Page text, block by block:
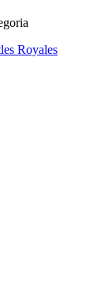
Royales